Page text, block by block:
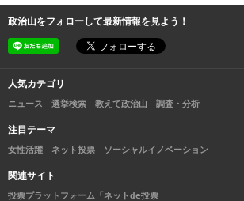
政治山をフォローして最新情報を見よう！
人気カテゴリ
ニュース 選挙検索 教えて政治山 調査・分析
注目テーマ
女性活躍 ネット投票 ソーシャルイノベーション
関連サイト
投票プラットフォーム「ネットde投票」